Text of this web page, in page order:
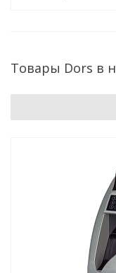
Товары Dors в